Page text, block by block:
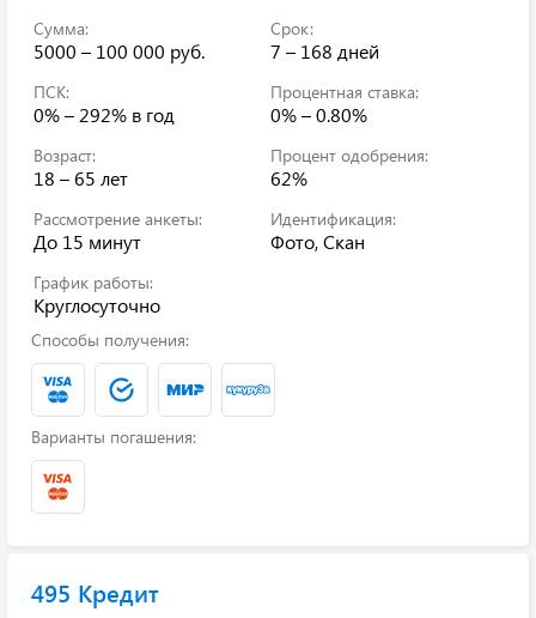
Сумма:
5000 – 100 000 руб.
Срок:
7 – 168 дней
ПСК:
0% – 292% в год
Процентная ставка:
0% – 0.80%
Возраст:
18 – 65 лет
Процент одобрения:
62%
Рассмотрение анкеты:
До 15 минут
Идентификация:
Фото, Скан
График работы:
Круглосуточно
Способы получения:
Варианты погашения:
495 Кредит